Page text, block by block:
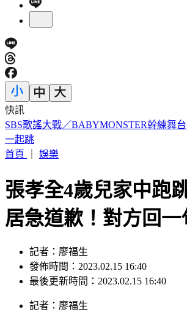
快訊
19歲女大生「父親節提嬰屍報案」 涉殺
首頁｜
張孝全4歲兒家中
居急道歉！對方回一
發佈時間：2023.02.15 16:40
最後更新時間：2023.02.15 16:40
發佈時間：2023.02.15 16:40